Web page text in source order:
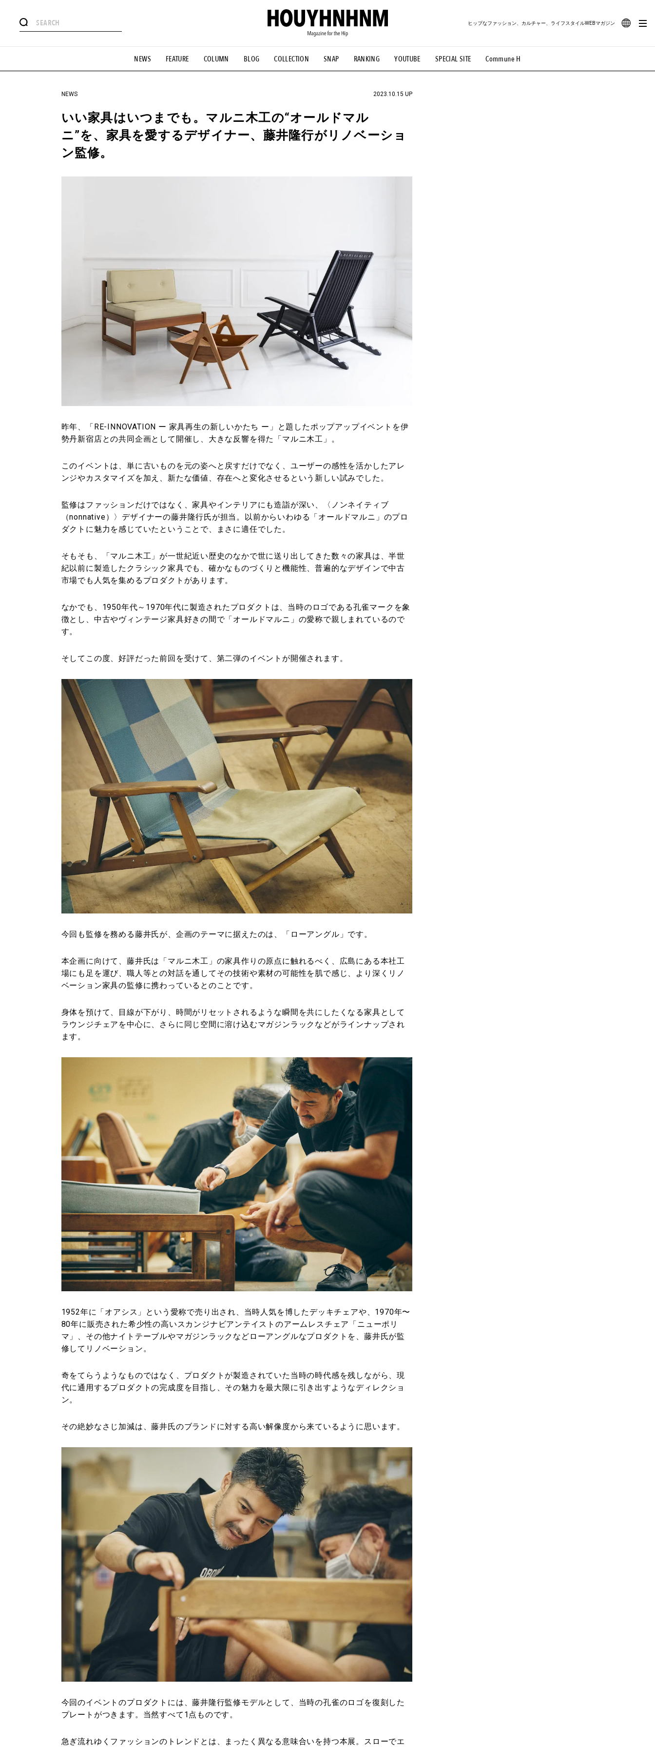
NEWS FEATURE COLUMN BLOG COLLECTION SNAP RANKING YOUTUBE SPECIAL SITE Commune H
ヒップなファッション、カルチャー、ライフスタイルWEBマガジン
#憧れの逸品 #ESSENTIAL DESIGNS #古着サミット #NEW VINTAGE #マイナーグッド図鑑 #路地裏てぃーん。 #MONTHLY JOURNAL
#GH 銘品の所以 #フイナムのYouTube #Commune H #FOCUS IT #AH.H #ととけん #FASHION #MUSIC #MOVIE #LIFESTYLE #SNEAKER #OUTDOOR
#HANDSOME HANDBOOK
NEWS 2023.10.15 UP
いい家具はいつまでも。マルニ木工の“オールドマル
ニ”を、家具を愛するデザイナー、藤井隆行がリノベーショ
ン監修。
昨年、「RE-INNOVATION ー 家具再生の新しいかたち ー」と題したポップアップイベントを伊
勢丹新宿店との共同企画として開催し、大きな反響を得た「マルニ木工」。
このイベントは、単に古いものを元の姿へと戻すだけでなく、ユーザーの感性を活かしたアレ
ンジやカスタマイズを加え、新たな価値、存在へと変化させるという新しい試みでした。
監修はファッションだけではなく、家具やインテリアにも造詣が深い、〈ノンネイティブ
（nonnative）〉デザイナーの藤井隆行氏が担当。以前からいわゆる「オールドマルニ」のプロ
ダクトに魅力を感じていたということで、まさに適任でした。
そもそも、「マルニ木工」が一世紀近い歴史のなかで世に送り出してきた数々の家具は、半世
紀以前に製造したクラシック家具でも、確かなものづくりと機能性、普遍的なデザインで中古
市場でも人気を集めるプロダクトがあります。
なかでも、1950年代～1970年代に製造されたプロダクトは、当時のロゴである孔雀マークを象
徴とし、中古やヴィンテージ家具好きの間で「オールドマルニ」の愛称で親しまれているので
す。
そしてこの度、好評だった前回を受けて、第二弾のイベントが開催されます。
今回も監修を務める藤井氏が、企画のテーマに据えたのは、「ローアングル」です。
本企画に向けて、藤井氏は「マルニ木工」の家具作りの原点に触れるべく、広島にある本社工
場にも足を運び、職人等との対話を通してその技術や素材の可能性を肌で感じ、より深くリノ
ベーション家具の監修に携わっているとのことです。
身体を預けて、目線が下がり、時間がリセットされるような瞬間を共にしたくなる家具として
ラウンジチェアを中心に、さらに同じ空間に溶け込むマガジンラックなどがラインナップされ
ます。
1952年に「オアシス」という愛称で売り出され、当時人気を博したデッキチェアや、1970年〜
80年に販売された希少性の高いスカンジナビアンテイストのアームレスチェア「ニューポリ
マ」、その他ナイトテーブルやマガジンラックなどローアングルなプロダクトを、藤井氏が監
修してリノベーション。
奇をてらうようなものではなく、プロダクトが製造されていた当時の時代感を残しながら、現
代に通用するプロダクトの完成度を目指し、その魅力を最大限に引き出すようなディレクショ
ン。
その絶妙なさじ加減は、藤井氏のブランドに対する高い解像度から来ているように思います。
今回のイベントのプロダクトには、藤井隆行監修モデルとして、当時の孔雀のロゴを復刻した
プレートがつきます。当然すべて1点ものです。
急ぎ流れゆくファッションのトレンドとは、まったく異なる意味合いを持つ本展。スローでエ